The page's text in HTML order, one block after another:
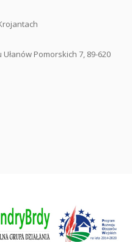
Pomorskich 7, 89-620